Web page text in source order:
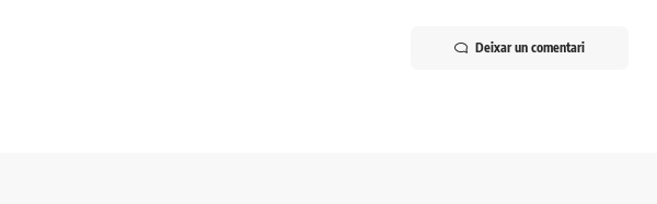
Deixar un comentari